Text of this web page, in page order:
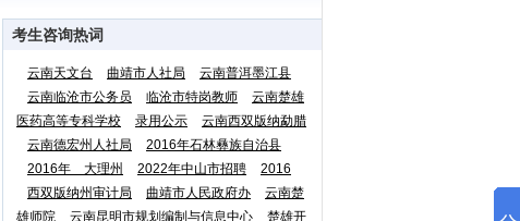
考生咨询热词
云南天文台 曲靖市人社局
云南普洱墨江县
云南临沧市公务员
临沧市特岗教师
云南楚雄
医药高等专科学校
录用公示
云南西双版纳勐腊
云南德宏州人社局
2016年石林彝族自治县
2016年 大理州
2022年中山市招聘
2016
西双版纳州审计局
曲靖市人民政府办
云南楚
雄师院
云南昆明市规划编制与信息中心
楚雄开